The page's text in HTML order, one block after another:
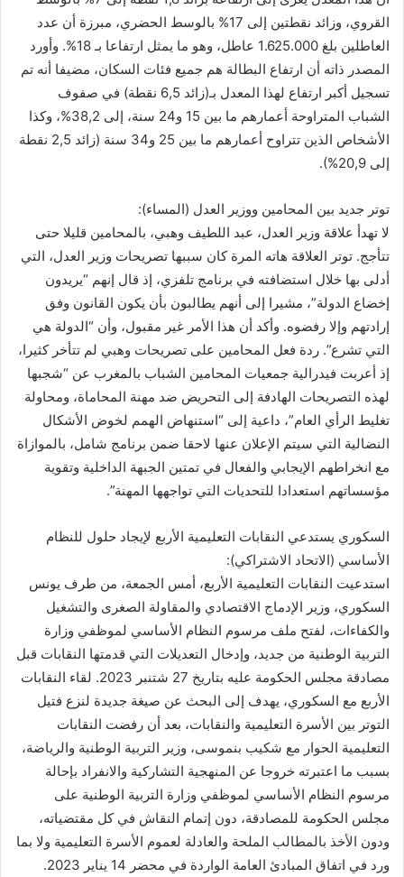
القروي، وزائد نقطتين إلى 17% بالوسط الحضري، مبرزة أن عدد
العاطلين بلغ 1.625.000 عاطل، وهو ما يمثل ارتفاعا بـ 18%. وأورد
المصدر ذاته أن ارتفاع البطالة هم جميع فئات السكان، مضيفا أنه تم
تسجيل أكبر ارتفاع لهذا المعدل بـ(زائد 6,5 نقطة) في صفوف
الشباب المتراوحة أعمارهم ما بين 15 و24 سنة، إلى 38,2%، وكذا
الأشخاص الذين تتراوح أعمارهم ما بين 25 و34 سنة (زائد 2,5 نقطة
إلى 20,9%).
توتر جديد بين المحامين ووزير العدل (المساء):
لا تهدأ علاقة وزير العدل، عبد اللطيف وهبي، بالمحامين قليلا حتى
تتأجج. توتر العلاقة هاته المرة كان سببها تصريحات وزير العدل، التي
أدلى بها خلال استضافته في برنامج تلفزي، إذ قال إنهم “يريدون
إخضاع الدولة”، مشيرا إلى أنهم يطالبون بأن يكون القانون وفق
إرادتهم وإلا رفضوه. وأكد أن هذا الأمر غير مقبول، وأن “الدولة هي
التي تشرع”. ردة فعل المحامين على تصريحات وهبي لم تتأخر كثيرا،
إذ أعربت فيدرالية جمعيات المحامين الشباب بالمغرب عن “شجبها
لهذه التصريحات الهادفة إلى التحريض ضد مهنة المحاماة، ومحاولة
تغليط الرأي العام”، داعية إلى “استنهاض الهمم لخوض الأشكال
النضالية التي سيتم الإعلان عنها لاحقا ضمن برنامج شامل، بالموازاة
مع انخراطهم الإيجابي والفعال في تمتين الجبهة الداخلية وتقوية
مؤسساتهم استعدادا للتحديات التي تواجهها المهنة”.
السكوري يستدعي النقابات التعليمية الأربع لإيجاد حلول للنظام
الأساسي (الاتحاد الاشتراكي):
استدعيت النقابات التعليمية الأربع، أمس الجمعة، من طرف يونس
السكوري، وزير الإدماج الاقتصادي والمقاولة الصغرى والتشغيل
والكفاءات، لفتح ملف مرسوم النظام الأساسي لموظفي وزارة
التربية الوطنية من جديد، وإدخال التعديلات التي قدمتها النقابات قبل
مصادقة مجلس الحكومة عليه بتاريخ 27 شتنبر 2023. لقاء النقابات
الأربع مع السكوري، يهدف إلى البحث عن صيغة جديدة لنزع فتيل
التوتر بين الأسرة التعليمية والنقابات، بعد أن رفضت النقابات
التعليمية الحوار مع شكيب بنموسى، وزير التربية الوطنية والرياضة،
بسبب ما اعتبرته خروجا عن المنهجية التشاركية والانفراد بإحالة
مرسوم النظام الأساسي لموظفي وزارة التربية الوطنية على
مجلس الحكومة للمصادقة، دون إتمام النقاش في كل مقتضياته،
ودون الأخذ بالمطالب الملحة والعادلة لعموم الأسرة التعليمية ولا بما
ورد في اتفاق المبادئ العامة الواردة في محضر 14 يناير 2023.